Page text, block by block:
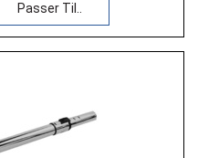
Passer Til..